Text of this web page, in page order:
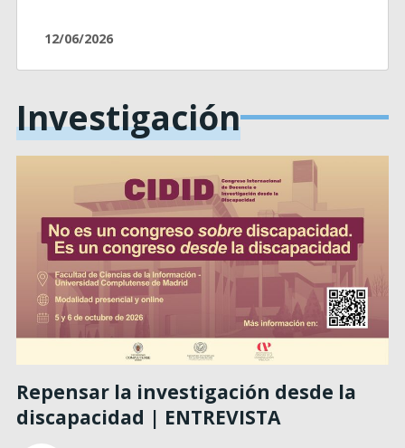
12/06/2026
Investigación
Repensar la investigación desde la
discapacidad | ENTREVISTA